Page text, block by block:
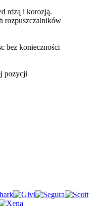
rdzą i korozją.
rozpuszczalników
bez konieczności
pozycji